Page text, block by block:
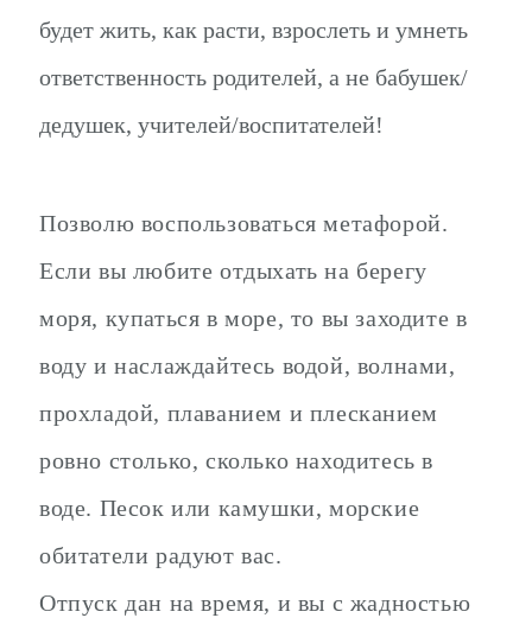
будет жить, как расти, взрослеть и умнеть
ответственность родителей, а не бабушек/
дедушек, учителей/воспитателей!
Позволю воспользоваться метафорой.
Если вы любите отдыхать на берегу
моря, купаться в море, то вы заходите в
воду и наслаждайтесь водой, волнами,
прохладой, плаванием и плесканием
ровно столько, сколько находитесь в
воде. Песок или камушки, морские
обитатели радуют вас.
Отпуск дан на время, и вы с жадностью